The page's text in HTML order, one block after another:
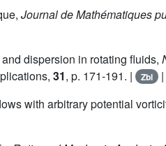
Journal de Mathématiques
dispersion in rotating fluids,
31, p. 171-191. | Zbl |
with arbitrary potential